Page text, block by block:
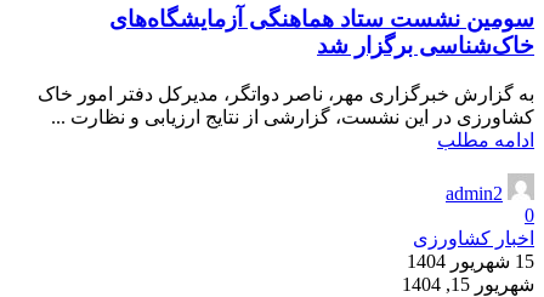
سومین نشست ستاد هماهنگی آزمایشگاه‌های
خاک‌شناسی برگزار شد
به گزارش خبرگزاری مهر، ناصر دواتگر، مدیرکل دفتر امور خاک
کشاورزی در این نشست، گزارشی از نتایج ارزیابی و نظارت ...
ادامه مطلب
admin2
0
اخبار کشاورزی
15 شهریور 1404
شهریور 15, 1404